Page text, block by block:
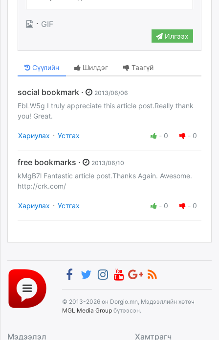
· GIF
Илгээх
Сүүлийн Шилдэг Таагүй
social bookmark · 2013/06/06
EbLW5g I truly appreciate this article post.Really thank
you! Great.
Хариулах · Устгах - 0 - 0
free bookmarks · 2013/06/10
kMgB7l Fantastic article post.Thanks Again. Awesome.
http://crk.com/
Хариулах · Устгах - 0 - 0
© 2013-2026 он Dorgio.mn, Мэдээллийн хөтөч
MGL Media Group бүтээсэн.
Мэдээлэл Хамтрагч